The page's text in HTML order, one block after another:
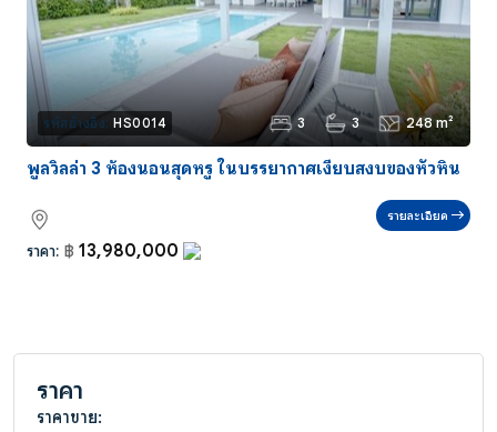
รหัสอ้างอิง: HS0014 3 3 248 m²
พูลวิลล่า 3 ห้องนอนสุดหรู ในบรรยากาศเงียบสงบของหัวหิน
ราคา: ฿ 13,980,000
รายละเอียด
ราคา
ราคาขาย: